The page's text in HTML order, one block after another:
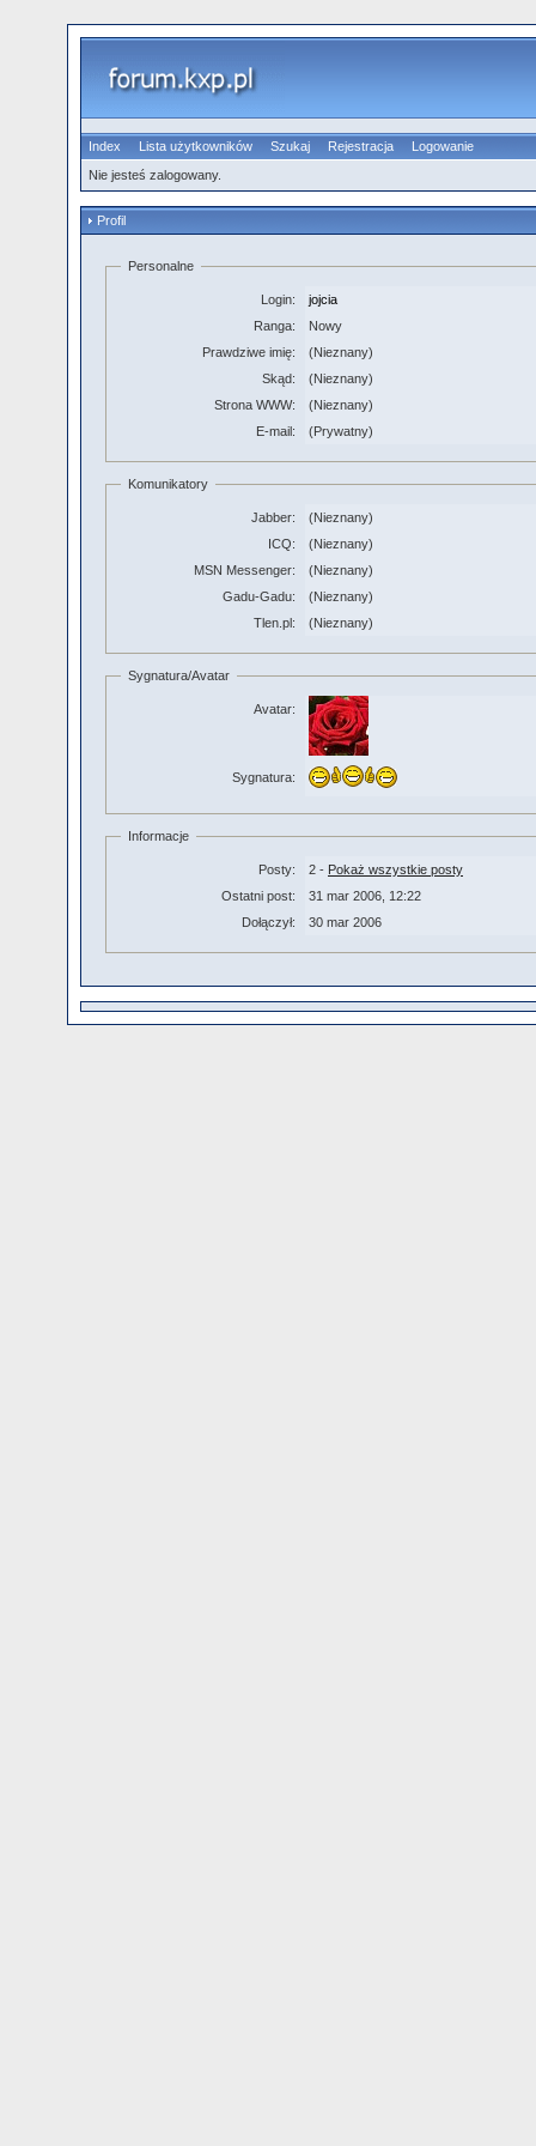
Index Lista użytkowników Szukaj Rejestracja
Logowanie
Nie jesteś zalogowany.
Profil
Personalne
Login:
jojcia
Ranga:
Nowy
Prawdziwe imię:
(Nieznany)
Skąd:
(Nieznany)
Strona WWW:
(Nieznany)
E-mail:
(Prywatny)
Komunikatory
Jabber:
(Nieznany)
ICQ:
(Nieznany)
MSN Messenger:
(Nieznany)
Gadu-Gadu:
(Nieznany)
Tlen.pl:
(Nieznany)
Sygnatura/Avatar
Avatar:
Sygnatura:
Informacje
Posty: 2 - Pokaż wszystkie posty
Ostatni post:
31 mar 2006, 12:22
Dołączył:
30 mar 2006